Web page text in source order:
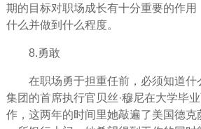
期的目标对职场成长有十分重要的作用
什么并做到什么程度。
8.勇敢
在职场勇于担重任前，必须知道什
集团的首席执行官贝丝·穆尼在大学毕
作，这两年的时间里她敲遍了美国德克